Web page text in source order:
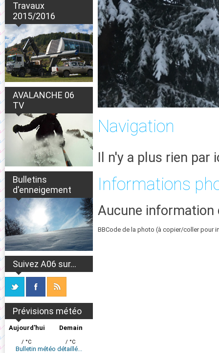
Travaux
2015/2016
AVALANCHE 06
TV
Bulletins
d'enneigement
Suivez A06 sur...
Prévisions météo
Aujourd'hui
/ °C
Demain
/ °C
Bulletin météo détaillé...
Navigation
Il n'y a plus rien par
Informations
Aucune information
BBCode de la photo (à copier/coller pour